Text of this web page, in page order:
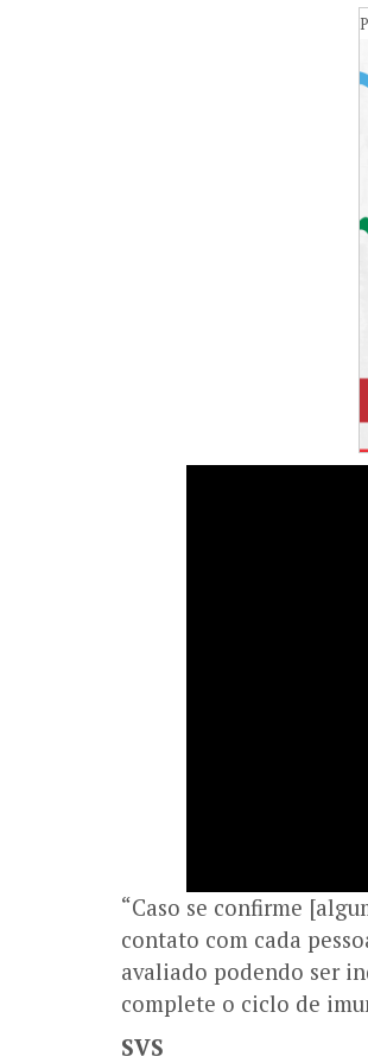
“Caso se confirme
contato com cada
avaliado podendo ser
complete o ciclo de
SVS